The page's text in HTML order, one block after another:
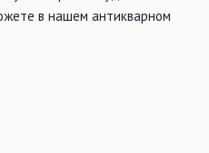
в нашем антикварном